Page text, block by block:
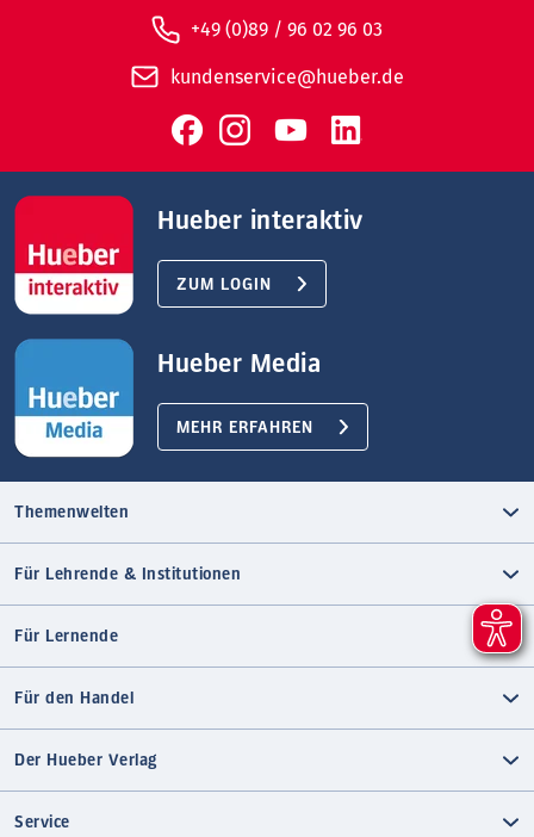
+49 (0)89 / 96 02 96 03
kundenservice@hueber.de
Hueber interaktiv
ZUM LOGIN
Hueber Media
MEHR ERFAHREN
Themenwelten
Für Lehrende & Institutionen
Für Lernende
Für den Handel
Der Hueber Verlag
Service